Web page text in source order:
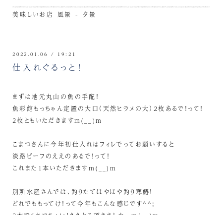
美味しいお店 風景 - 夕景
2022.01.06 / 19:21
仕入れぐるっと！
まずは地元丸山の魚の手配！
魚彩館もっちゃん定置の大口（天然ヒラメの大）2枚あるで！って！
2枚ともいただきますm(__)m
こまつさんに今年初仕入れはフィレでってお願いすると
淡路ビーフのええのあるで！って！
これまた1本いただきますm(__)m
別所水産さんでは、釣りたてほやほや釣り寒鰆！
どれでももってけ！って今年もこんな感じです^^;